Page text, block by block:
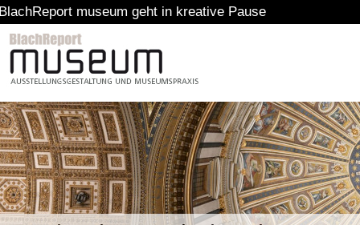
museum geht in kreative Pause